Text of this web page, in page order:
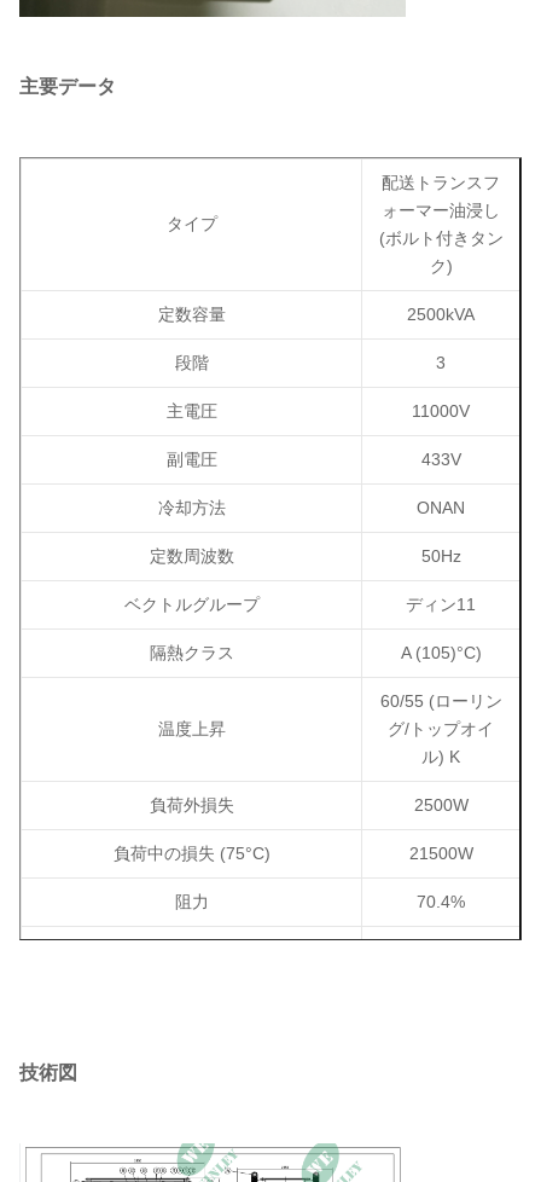
主要データ
タイプ
配送トランスフ
ォーマー油浸し
(ボルト付きタン
ク)
定数容量 2500kVA
段階 3
主電圧 11000V
副電圧 433V
冷却方法 ONAN
定数周波数 50Hz
ベクトルグループ ディン11
隔熱クラス A (105)°C)
温度上昇
60/55 (ローリン
グ/トップオイ
ル) K
負荷外損失 2500W
負荷中の損失 (75°C) 21500W
阻力 70.4%
体重
技術図